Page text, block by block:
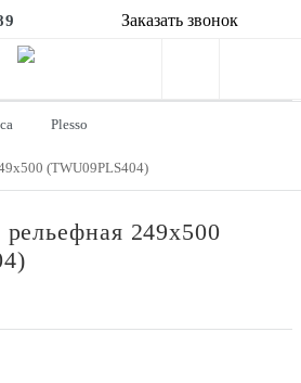
Заказать звонок
Plesso
(TWU09PLS404)
249x500